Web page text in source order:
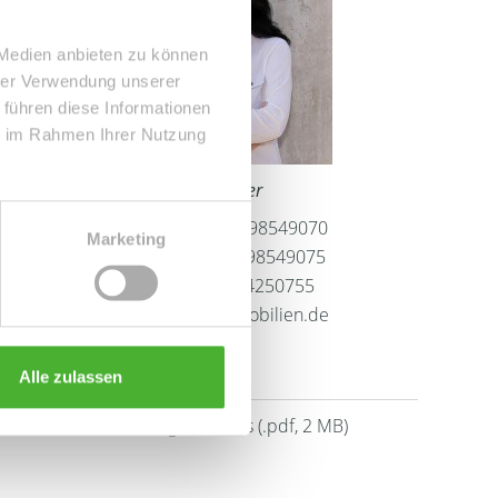
anbieten zu können
Verwendung unserer
diese Informationen
Rahmen Ihrer Nutzung
Marketing
Alle zulassen
Frau Peggy Günther
Telefon: 004934298549070
Telefax: 004934298549075
Mobil: 004915254250755
info@le-apis-immobilien.de
Downloads
Energieausweis (.pdf, 2 MB)